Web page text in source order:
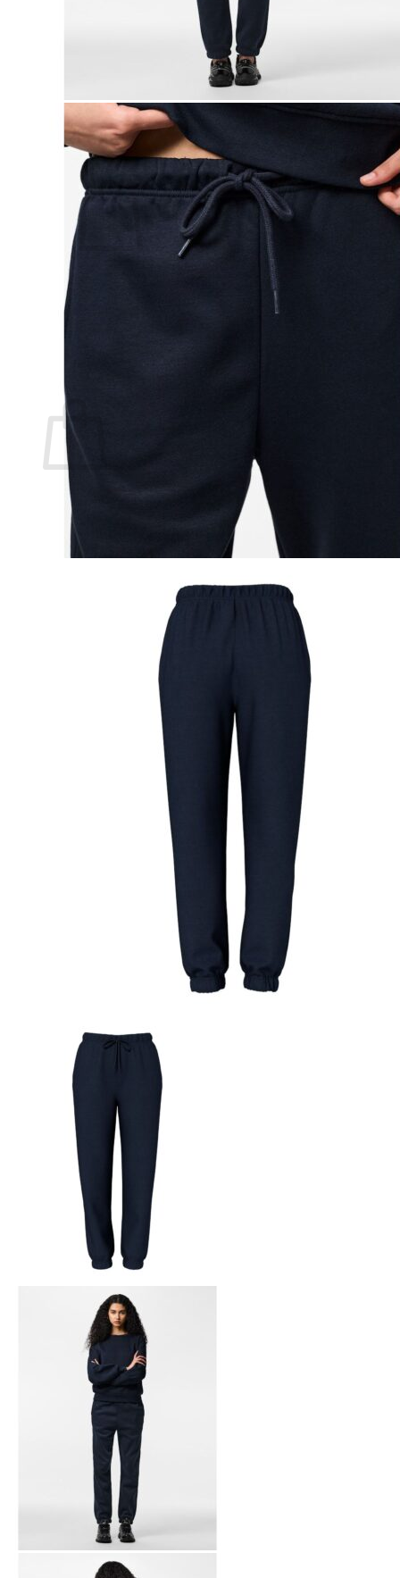
Vyöt, käsineet,pipot, ym
Sukat, sukkahousut, ym
Ulkoilupuvut, housut ja haalarit
Kirjaudu
Ostoskori
Ostoskori on tyhjä.
Takaisin kauppaan